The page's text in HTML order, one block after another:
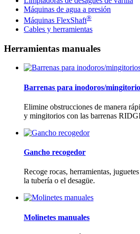
Máquinas de agua a presión
Máquinas FlexShaft®
Cables y herramientas
Herramientas manuales
Barrenas para inodoros/
Elimine obstrucciones de manera
y mingitorios con las barrenas
Gancho recogedor
Recoge rocas, herramientas,
la tubería o el desagüe.
Molinetes manuales